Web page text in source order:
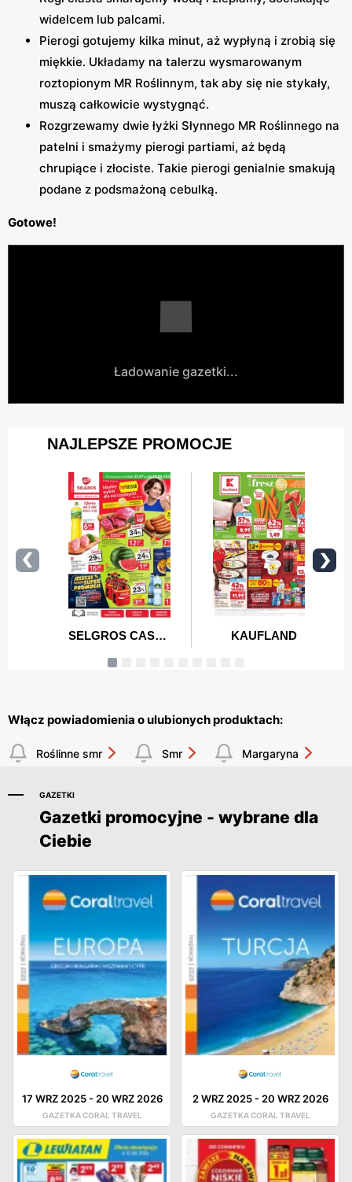
widelcem lub palcami.
Pierogi gotujemy kilka minut, aż wypłyną i zrobią się
miękkie. Układamy na talerzu wysmarowanym
roztopionym MR Roślinnym, tak aby się nie stykały,
muszą całkowicie wystygnąć.
Rozgrzewamy dwie łyżki Słynnego MR Roślinnego na
patelni i smażymy pierogi partiami, aż będą
chrupiące i złociste. Takie pierogi genialnie smakują
podane z podsmażoną cebulką.
Gotowe!
Ładowanie gazetki...
Włącz powiadomienia o ulubionych produktach:
Roślinne smr Smr Margaryna
GAZETKI
Gazetki promocyjne - wybrane dla
Ciebie
17 WRZ 2025-20 WRZ 2026
GAZETKA CORAL TRAVEL
2 WRZ 2025-20 WRZ 2026
GAZETKA CORAL TRAVEL